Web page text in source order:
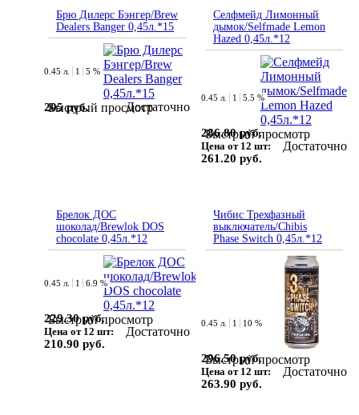
Брю Дилерс Бэнгер/Brew
Dealers Banger 0,45л.*15
Быстрый просмотр
0.45 л. 1 5 %
205 руб. Достаточно
Селфмейд Лимонный
дымок/Selfmade Lemon
Hazed 0,45л.*12
Быстрый просмотр
0.45 л. 1 5.5 %
286.80 руб.
Цена от 12 шт:
261.20 руб.
Достаточно
Брелок ДОС
шоколад/Brewlok DOS
chocolate 0,45л.*12
Быстрый просмотр
0.45 л. 1 6.9 %
229.30 руб.
Цена от 12 шт:
210.90 руб.
Достаточно
Чибис Трехфазный
выключатель/Chibis
Phase Switch 0,45л.*12
Быстрый просмотр
0.45 л. 1 10 %
296.50 руб.
Цена от 12 шт:
263.90 руб.
Достаточно